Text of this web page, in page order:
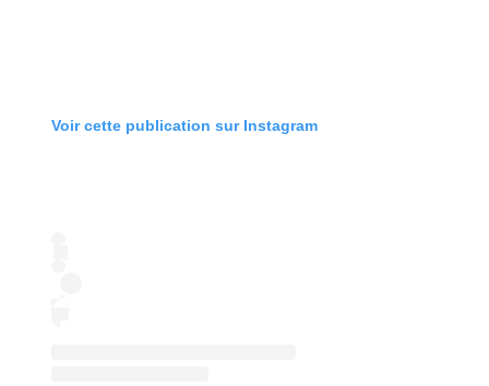
Voir cette publication sur Instagram